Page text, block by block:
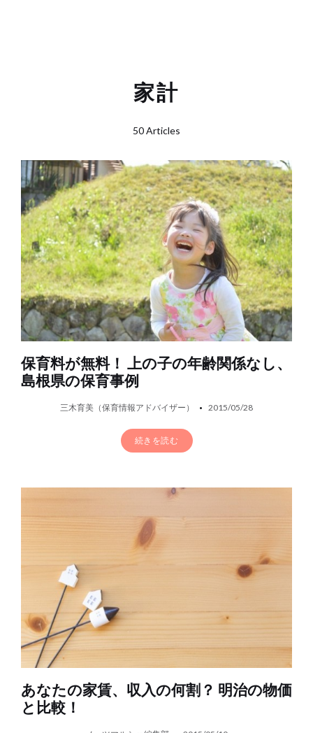
家計
50 Articles
保育料が無料！ 上の子の年齢関係なし、
島根県の保育事例
三木育美（保育情報アドバイザー） 2015/05/28
続きを読む
あなたの家賃、収入の何割？ 明治の物価
と比較！